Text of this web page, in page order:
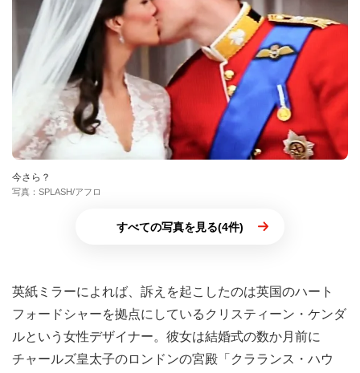
今さら？
写真：SPLASH/アフロ
すべての写真を見る(4件)
英紙ミラーによれば、訴えを起こしたのは英国のハート
フォードシャーを拠点にしているクリスティーン・ケンダ
ルという女性デザイナー。彼女は結婚式の数か月前に
チャールズ皇太子のロンドンの宮殿「クラランス・ハウ